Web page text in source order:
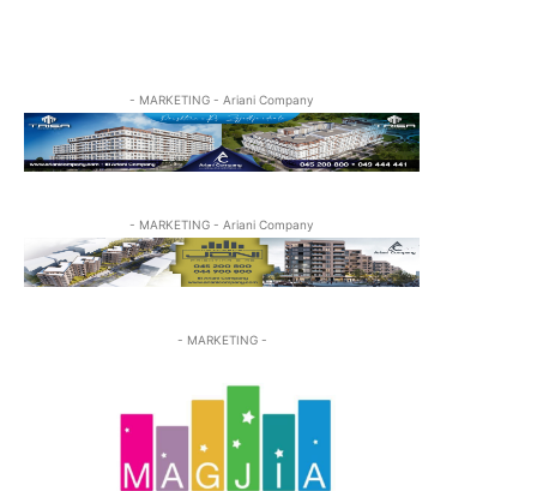
- MARKETING - Ariani Company
- MARKETING - Ariani Company
- MARKETING -